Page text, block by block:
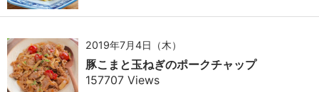
2019年7月4日（木）
豚こまと玉ねぎのポークチャップ
157707 Views